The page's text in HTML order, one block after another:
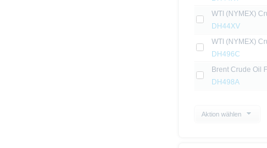
WTI (NYMEX)
DH44XV
WTI (NYMEX)
DH496C
Brent Crude Oil
DH498A
Aktion wählen